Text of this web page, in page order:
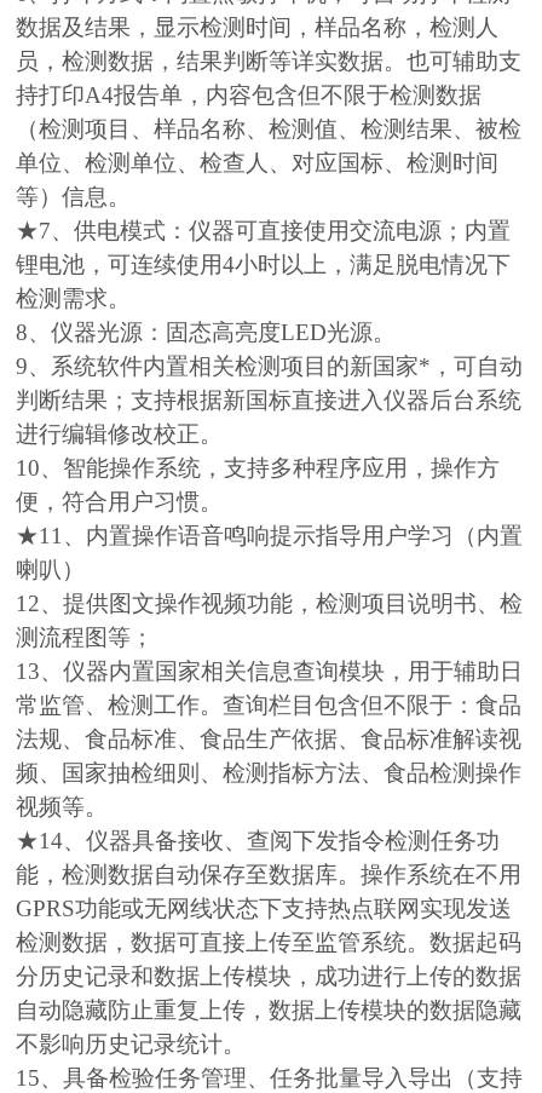
数据及结果，显示检测时间，样品名称，检测人
员，检测数据，结果判断等详实数据。也可辅助支
持打印A4报告单，内容包含但不限于检测数据
（检测项目、样品名称、检测值、检测结果、被检
单位、检测单位、检查人、对应国标、检测时间
等）信息。
★7、供电模式：仪器可直接使用交流电源；内置
锂电池，可连续使用4小时以上，满足脱电情况下
检测需求。
8、仪器光源：固态高亮度LED光源。
9、系统软件内置相关检测项目的新国家*，可自动
判断结果；支持根据新国标直接进入仪器后台系统
进行编辑修改校正。
10、智能操作系统，支持多种程序应用，操作方
便，符合用户习惯。
★11、内置操作语音鸣响提示指导用户学习（内置
喇叭）
12、提供图文操作视频功能，检测项目说明书、检
测流程图等；
13、仪器内置国家相关信息查询模块，用于辅助日
常监管、检测工作。查询栏目包含但不限于：食品
法规、食品标准、食品生产依据、食品标准解读视
频、国家抽检细则、检测指标方法、食品检测操作
视频等。
★14、仪器具备接收、查阅下发指令检测任务功
能，检测数据自动保存至数据库。操作系统在不用
GPRS功能或无网线状态下支持热点联网实现发送
检测数据，数据可直接上传至监管系统。数据起码
分历史记录和数据上传模块，成功进行上传的数据
自动隐藏防止重复上传，数据上传模块的数据隐藏
不影响历史记录统计。
15、具备检验任务管理、任务批量导入导出（支持